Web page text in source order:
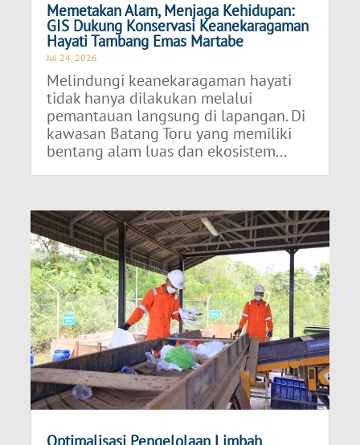
Memetakan Alam, Menjaga Kehidupan:
GIS Dukung Konservasi Keanekaragaman
Hayati Tambang Emas Martabe
Jul 24, 2026
Melindungi keanekaragaman hayati
tidak hanya dilakukan melalui
pemantauan langsung di lapangan. Di
kawasan Batang Toru yang memiliki
bentang alam luas dan ekosistem...